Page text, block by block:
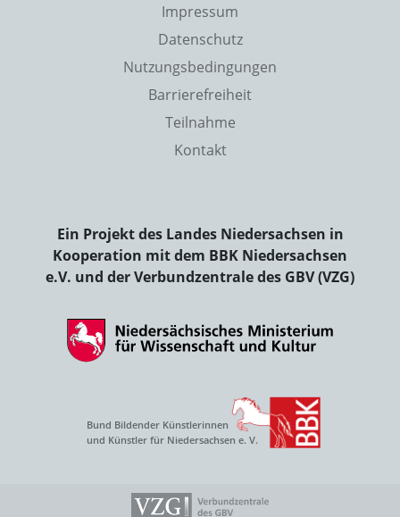
Impressum
Datenschutz
Nutzungsbedingungen
Barrierefreiheit
Teilnahme
Kontakt
Ein Projekt des Landes Niedersachsen in
Kooperation mit dem BBK Niedersachsen
e.V. und der Verbundzentrale des GBV (VZG)
Bund Bildender Künstlerinnen
und Künstler für Niedersachsen e. V.